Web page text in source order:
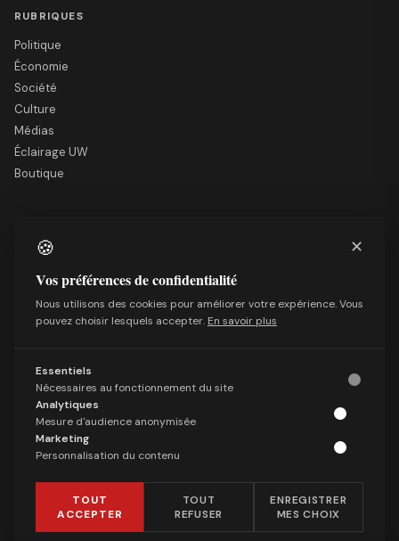
RUBRIQUES
Politique
Économie
Société
Culture
Médias
Éclairage UW
Boutique
Nous soutenir
Qui sommes-nous
SUIVRE
Facebook
X (Twitter)
Telegram
🍪 ✕
Vos préférences de confidentialité
Nous utilisons des cookies pour améliorer votre expérience. Vous
pouvez choisir lesquels accepter. En savoir plus
Essentiels
Nécessaires au fonctionnement du site
Analytiques
Mesure d'audience anonymisée
Marketing
Personnalisation du contenu
TOUT
ACCEPTER
TOUT
REFUSER
ENREGISTRER
MES CHOIX